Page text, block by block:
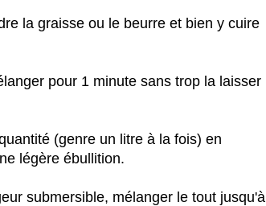
la graisse ou le beurre et bien y cuire
pour 1 minute sans trop la laisser
(genre un litre à la fois) en
légère ébullition.
submersible, mélanger le tout jusqu'à